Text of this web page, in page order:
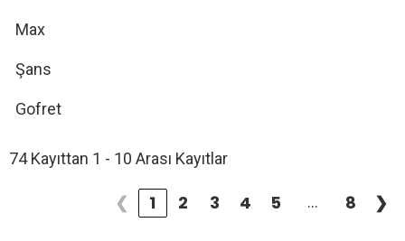
Max
Şans
Gofret
74 Kayıttan 1 - 10 Arası Kayıtlar
❮ 1 2 3 4 5 … 8 ❯